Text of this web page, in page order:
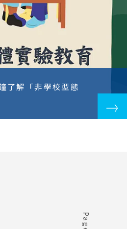
了解「非學校型態